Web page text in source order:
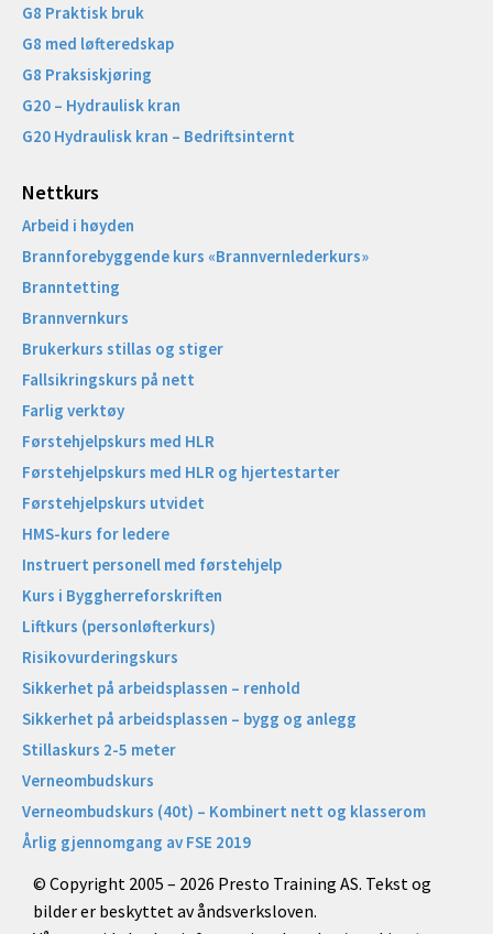
G8 Praktisk bruk
G8 med løfteredskap
G8 Praksiskjøring
G20 – Hydraulisk kran
G20 Hydraulisk kran – Bedriftsinternt
Nettkurs
Arbeid i høyden
Brannforebyggende kurs «Brannvernlederkurs»
Branntetting
Brannvernkurs
Brukerkurs stillas og stiger
Fallsikringskurs på nett
Farlig verktøy
Førstehjelpskurs med HLR
Førstehjelpskurs med HLR og hjertestarter
Førstehjelpskurs utvidet
HMS-kurs for ledere
Instruert personell med førstehjelp
Kurs i Byggherreforskriften
Liftkurs (personløfterkurs)
Risikovurderingskurs
Sikkerhet på arbeidsplassen – renhold
Sikkerhet på arbeidsplassen – bygg og anlegg
Stillaskurs 2-5 meter
Verneombudskurs
Verneombudskurs (40t) – Kombinert nett og klasserom
Årlig gjennomgang av FSE 2019
© Copyright 2005 – 2026 Presto Training AS. Tekst og
bilder er beskyttet av åndsverksloven.